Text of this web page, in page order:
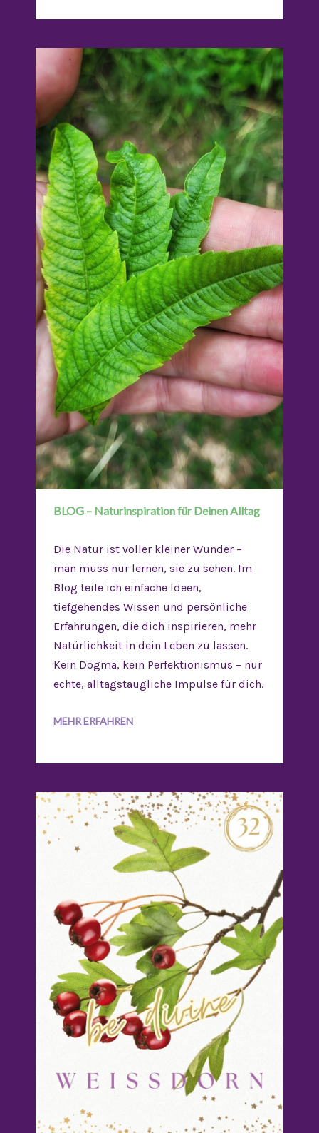
BLOG – Naturinspiration für Deinen Alltag
Die Natur ist voller kleiner Wunder –
man muss nur lernen, sie zu sehen. Im
Blog teile ich einfache Ideen,
tiefgehendes Wissen und persönliche
Erfahrungen, die dich inspirieren, mehr
Natürlichkeit in dein Leben zu lassen.
Kein Dogma, kein Perfektionismus – nur
echte, alltagstaugliche Impulse für dich.
MEHR ERFAHREN